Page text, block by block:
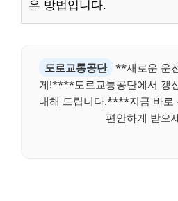
은 방법입니다.
도로교통공단
**새로운 운
게!****도로교통공단에서 갱
내해 드립니다.****지금 바로
편안하게 받으